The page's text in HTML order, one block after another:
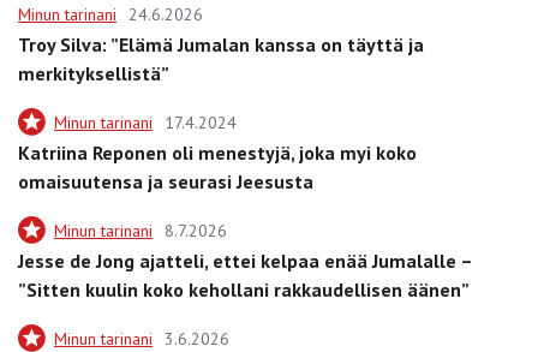
Minun tarinani 24.6.2026
Troy Silva: ”Elämä Jumalan kanssa on täyttä ja
merkityksellistä”
Minun tarinani 17.4.2024
Katriina Reponen oli menestyjä, joka myi koko
omaisuutensa ja seurasi Jeesusta
Minun tarinani 8.7.2026
Jesse de Jong ajatteli, ettei kelpaa enää Jumalalle –
”Sitten kuulin koko kehollani rakkaudellisen äänen”
Minun tarinani 3.6.2026